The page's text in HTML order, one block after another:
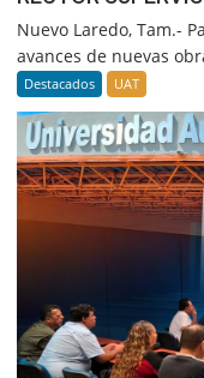
Nuevo Laredo, Tam.-
avances de nuevas
Destacados UAT